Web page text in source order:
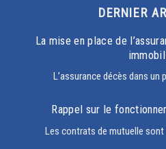
DERNIER
La mise en place de
L’assurance décès dans
Rappel sur le
Les contrats de mutuelle sont